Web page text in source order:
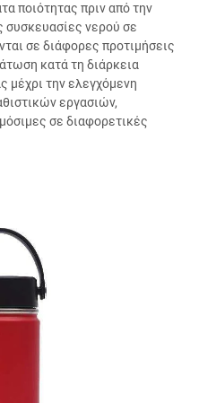
ποιότητας πριν από την
συσκευασίες νερού σε
σε διάφορες προτιμήσεις
κατά τη διάρκεια
μέχρι την ελεγχόμενη
εργασιών,
σε διαφορετικές